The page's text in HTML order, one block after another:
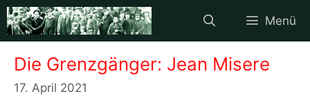
Zum
Inhalt
springen
Menü
Die Grenzgänger: Jean Misere
17. April 2021